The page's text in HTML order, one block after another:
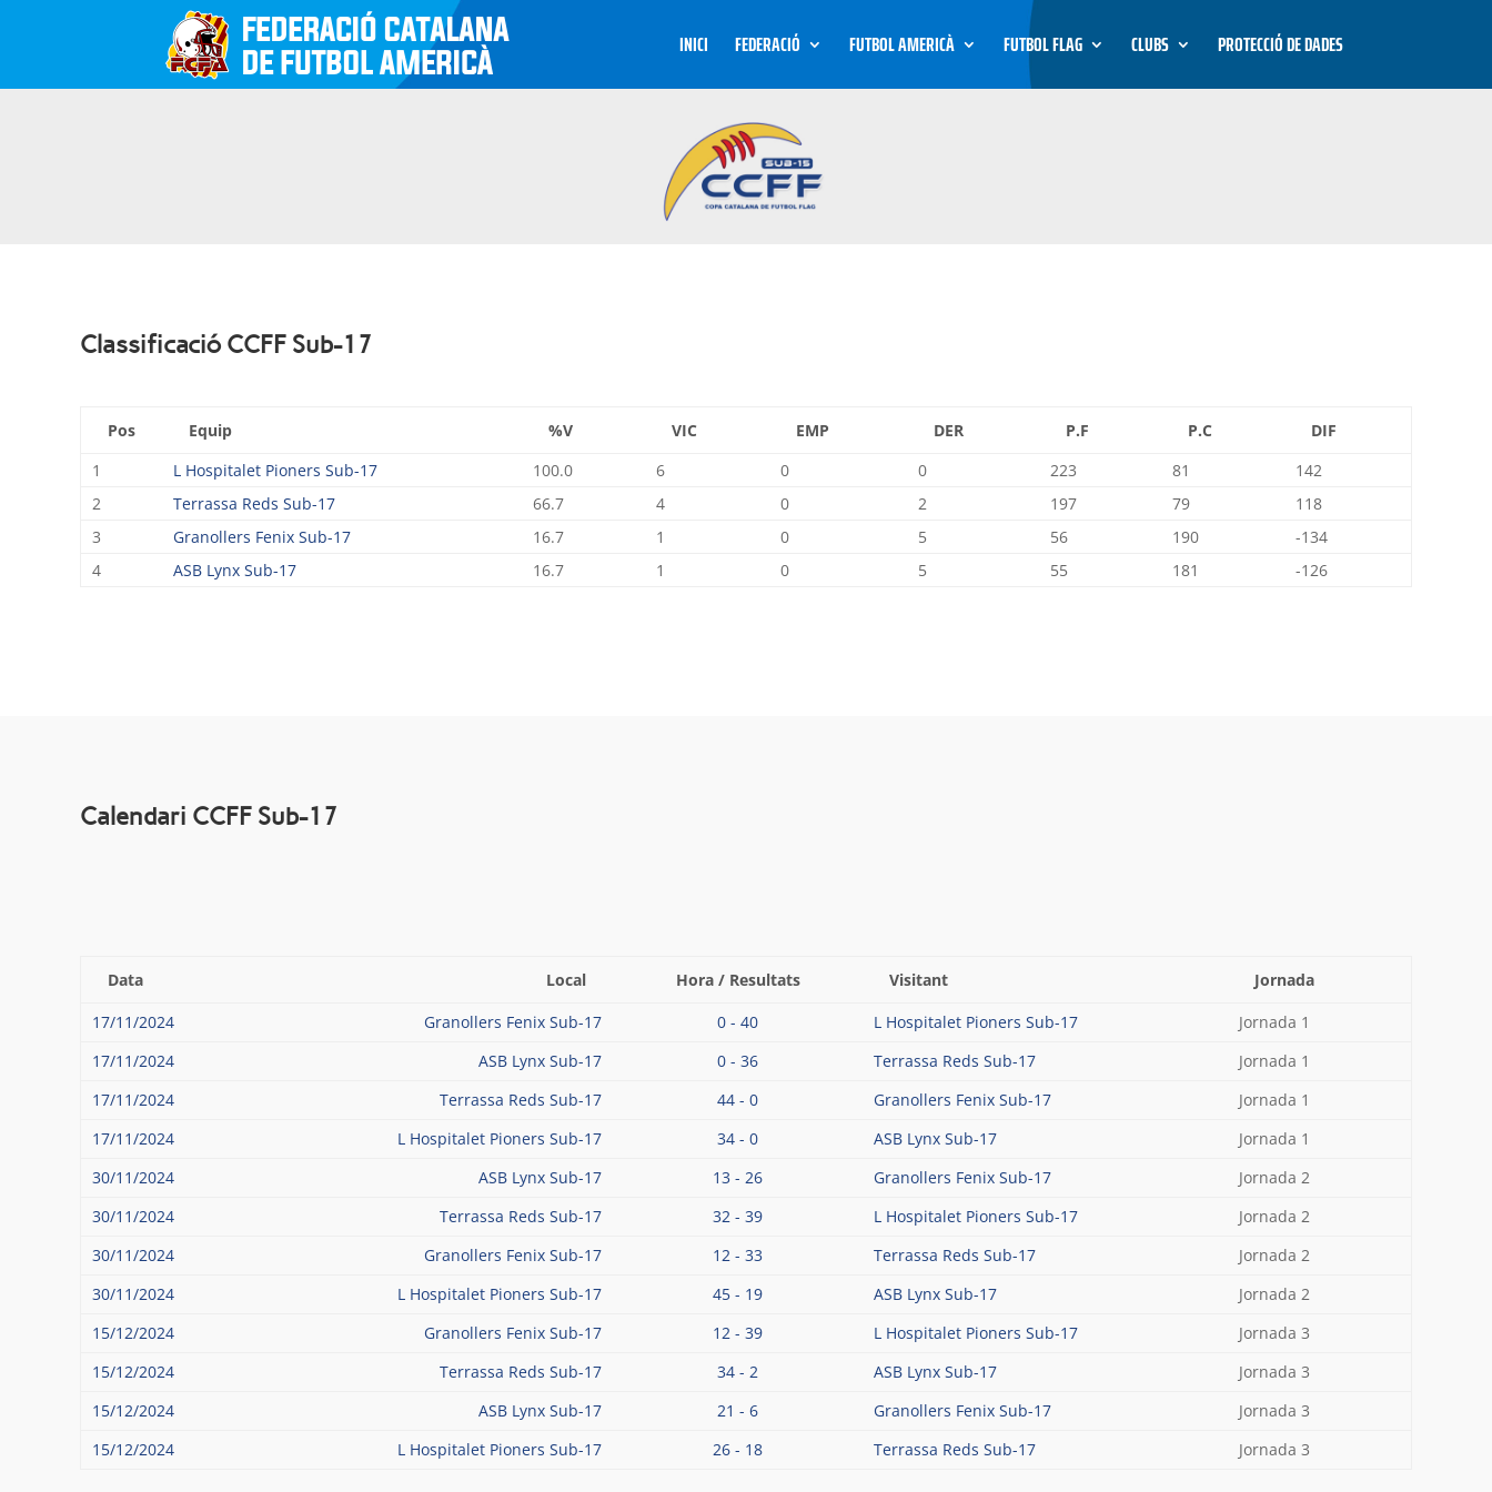
INICI FEDERACIÓ FUTBOL AMERICÀ FUTBOL FLAG CLUBS PROTECCIÓ DE DADES
Classificació CCFF Sub-17
Pos Equip %V VIC EMP DER P.F P.C
DIF
1
L Hospitalet Pioners Sub-17 100.0 6 0 0 223 81
142
2
Terrassa Reds Sub-17 66.7 4 0 2 197 79
118
3
Granollers Fenix Sub-17 16.7 1 0 5 56 190
-134
4
ASB Lynx Sub-17 16.7 1 0 5 55 181 -126
Calendari CCFF Sub-17
Data Local Hora / Resultats Visitant
Jornada
17/11/2024
Granollers Fenix Sub-17 0 - 40 L Hospitalet Pioners Sub-17
Jornada 1
17/11/2024
ASB Lynx Sub-17 0 - 36 Terrassa Reds Sub-17
Jornada 1
17/11/2024
Terrassa Reds Sub-17 44 - 0 Granollers Fenix Sub-17
Jornada 1
17/11/2024
L Hospitalet Pioners Sub-17 34 - 0 ASB Lynx Sub-17
Jornada 1
30/11/2024
ASB Lynx Sub-17 13 - 26 Granollers Fenix Sub-17
Jornada 2
30/11/2024
Terrassa Reds Sub-17 32 - 39 L Hospitalet Pioners Sub-17
Jornada 2
30/11/2024
Granollers Fenix Sub-17 12 - 33 Terrassa Reds Sub-17
Jornada 2
30/11/2024
L Hospitalet Pioners Sub-17 45 - 19 ASB Lynx Sub-17
Jornada 2
15/12/2024
Granollers Fenix Sub-17 12 - 39 L Hospitalet Pioners Sub-17
Jornada 3
15/12/2024
Terrassa Reds Sub-17 34 - 2 ASB Lynx Sub-17
Jornada 3
15/12/2024
ASB Lynx Sub-17 21 - 6 Granollers Fenix Sub-17
Jornada 3
15/12/2024
L Hospitalet Pioners Sub-17 26 - 18 Terrassa Reds Sub-17 Jornada 3